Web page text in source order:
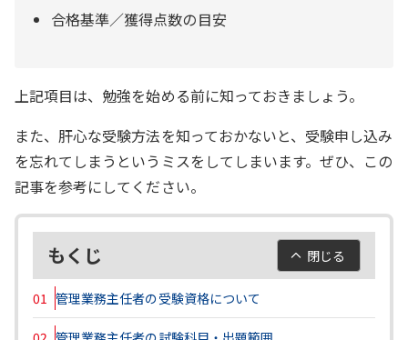
合格基準／獲得点数の目安
上記項目は、勉強を始める前に知っておきましょう。
また、肝心な受験方法を知っておかないと、受験申し込み
を忘れてしまうというミスをしてしまいます。ぜひ、この
記事を参考にしてください。
もくじ 閉じる
01 管理業務主任者の受験資格について